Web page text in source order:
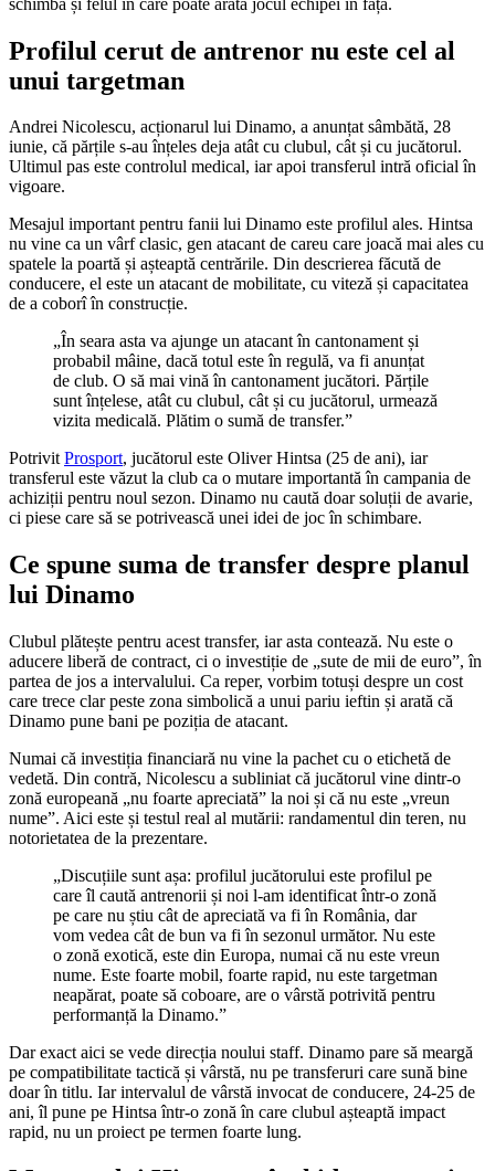
Profilul cerut de antrenor nu este cel al
unui targetman
Andrei Nicolescu, acționarul lui Dinamo, a anunțat sâmbătă, 28
iunie, că părțile s-au înțeles deja atât cu clubul, cât și cu jucătorul.
Ultimul pas este controlul medical, iar apoi transferul intră oficial în
vigoare.
Mesajul important pentru fanii lui Dinamo este profilul ales. Hintsa
nu vine ca un vârf clasic, gen atacant de careu care joacă mai ales cu
spatele la poartă și așteaptă centrările. Din descrierea făcută de
conducere, el este un atacant de mobilitate, cu viteză și capacitatea
de a coborî în construcție.
„În seara asta va ajunge un atacant în cantonament și
probabil mâine, dacă totul este în regulă, va fi anunțat
de club. O să mai vină în cantonament jucători. Părțile
sunt înțelese, atât cu clubul, cât și cu jucătorul, urmează
vizita medicală. Plătim o sumă de transfer.”
PotrivitProsport, jucătorul este Oliver Hintsa (25 de ani), iar
transferul este văzut la club ca o mutare importantă în campania de
achiziții pentru noul sezon. Dinamo nu caută doar soluții de avarie,
ci piese care să se potrivească unei idei de joc în schimbare.
Ce spune suma de transfer despre planul
lui Dinamo
Clubul plătește pentru acest transfer, iar asta contează. Nu este o
aducere liberă de contract, ci o investiție de „sute de mii de euro”, în
partea de jos a intervalului. Ca reper, vorbim totuși despre un cost
care trece clar peste zona simbolică a unui pariu ieftin și arată că
Dinamo pune bani pe poziția de atacant.
Numai că investiția financiară nu vine la pachet cu o etichetă de
vedetă. Din contră, Nicolescu a subliniat că jucătorul vine dintr-o
zonă europeană „nu foarte apreciată” la noi și că nu este „vreun
nume”. Aici este și testul real al mutării: randamentul din teren, nu
notorietatea de la prezentare.
„Discuțiile sunt așa: profilul jucătorului este profilul pe
care îl caută antrenorii și noi l-am identificat într-o zonă
pe care nu știu cât de apreciată va fi în România, dar
vom vedea cât de bun va fi în sezonul următor. Nu este
o zonă exotică, este din Europa, numai că nu este vreun
nume. Este foarte mobil, foarte rapid, nu este targetman
neapărat, poate să coboare, are o vârstă potrivită pentru
performanță la Dinamo.”
Dar exact aici se vede direcția noului staff. Dinamo pare să meargă
pe compatibilitate tactică și vârstă, nu pe transferuri care sună bine
doar în titlu. Iar intervalul de vârstă invocat de conducere, 24-25 de
ani, îl pune pe Hintsa într-o zonă în care clubul așteaptă impact
rapid, nu un proiect pe termen foarte lung.